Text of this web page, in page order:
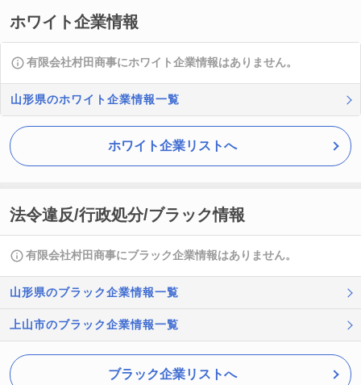
ホワイト企業情報
有限会社村田商事にホワイト企業情報はありません。
山形県のホワイト企業情報一覧
ホワイト企業リストへ
法令違反/行政処分/ブラック情報
有限会社村田商事にブラック企業情報はありません。
山形県のブラック企業情報一覧
上山市のブラック企業情報一覧
ブラック企業リストへ